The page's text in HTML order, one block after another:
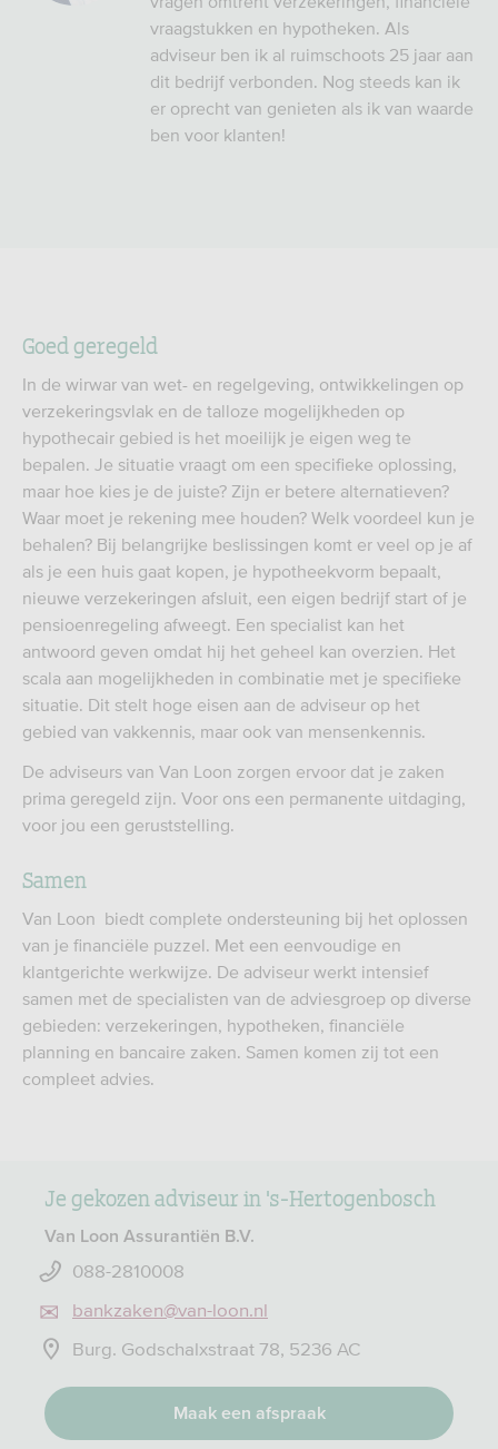
vraagstukken en hypotheken. Als
adviseur ben ik al ruimschoots 25 jaar aan
dit bedrijf verbonden. Nog steeds kan ik
er oprecht van genieten als ik van waarde
ben voor klanten!
Goed geregeld
In de wirwar van wet- en regelgeving, ontwikkelingen op
verzekeringsvlak en de talloze mogelijkheden op
hypothecair gebied is het moeilijk je eigen weg te
bepalen. Je situatie vraagt om een specifieke oplossing,
maar hoe kies je de juiste? Zijn er betere alternatieven?
Waar moet je rekening mee houden? Welk voordeel kun je
behalen? Bij belangrijke beslissingen komt er veel op je af
als je een huis gaat kopen, je hypotheekvorm bepaalt,
nieuwe verzekeringen afsluit, een eigen bedrijf start of je
pensioenregeling afweegt. Een specialist kan het
antwoord geven omdat hij het geheel kan overzien. Het
scala aan mogelijkheden in combinatie met je specifieke
situatie. Dit stelt hoge eisen aan de adviseur op het
gebied van vakkennis, maar ook van mensenkennis.
De adviseurs van Van Loon zorgen ervoor dat je zaken
prima geregeld zijn. Voor ons een permanente uitdaging,
voor jou een geruststelling.
Samen
Van Loon biedt complete ondersteuning bij het oplossen
van je financiële puzzel. Met een eenvoudige en
klantgerichte werkwijze. De adviseur werkt intensief
samen met de specialisten van de adviesgroep op diverse
gebieden: verzekeringen, hypotheken, financiële
planning en bancaire zaken. Samen komen zij tot een
compleet advies.
Je gekozen adviseur in 's-Hertogenbosch
Van Loon Assurantiën B.V.
088-2810008
bankzaken@van-loon.nl
Burg. Godschalxstraat 78, 5236 AC
Maak een afspraak